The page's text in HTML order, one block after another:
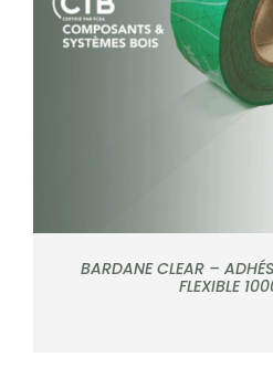
DÉTAILS
BARDANE CLEAR –
FLEXIBLE